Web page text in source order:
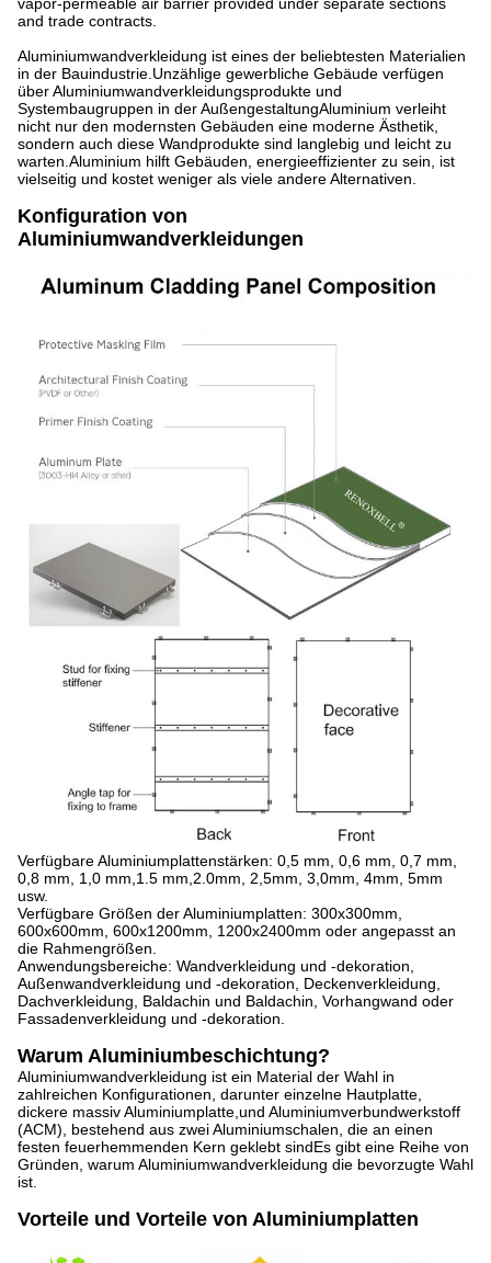
and trade contracts.
Aluminiumwandverkleidung ist eines der beliebtesten Materialien
in der Bauindustrie.Unzählige gewerbliche Gebäude verfügen
über Aluminiumwandverkleidungsprodukte und
Systembaugruppen in der AußengestaltungAluminium verleiht
nicht nur den modernsten Gebäuden eine moderne Ästhetik,
sondern auch diese Wandprodukte sind langlebig und leicht zu
warten.Aluminium hilft Gebäuden, energieeffizienter zu sein, ist
vielseitig und kostet weniger als viele andere Alternativen.
Konfiguration von
Aluminiumwandverkleidungen
Verfügbare Aluminiumplattenstärken: 0,5 mm, 0,6 mm, 0,7 mm,
0,8 mm, 1,0 mm,1.5 mm,2.0mm, 2,5mm, 3,0mm, 4mm, 5mm
usw.
Verfügbare Größen der Aluminiumplatten: 300x300mm,
600x600mm, 600x1200mm, 1200x2400mm oder angepasst an
die Rahmengrößen.
Anwendungsbereiche: Wandverkleidung und -dekoration,
Außenwandverkleidung und -dekoration, Deckenverkleidung,
Dachverkleidung, Baldachin und Baldachin, Vorhangwand oder
Fassadenverkleidung und -dekoration.
Warum Aluminiumbeschichtung?
Aluminiumwandverkleidung ist ein Material der Wahl in
zahlreichen Konfigurationen, darunter einzelne Hautplatte,
dickere massiv Aluminiumplatte,und Aluminiumverbundwerkstoff
(ACM), bestehend aus zwei Aluminiumschalen, die an einen
festen feuerhemmenden Kern geklebt sindEs gibt eine Reihe von
Gründen, warum Aluminiumwandverkleidung die bevorzugte Wahl
ist.
Vorteile und Vorteile von Aluminiumplatten